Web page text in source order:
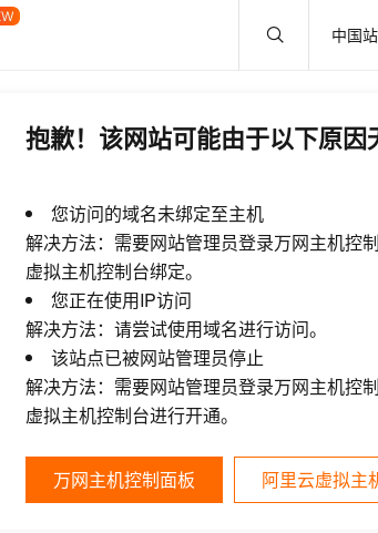
中国站
抱歉！该网站可能由于以下原因
您访问的域名未绑定至主机
解决方法：需要网站管理员登录万网主机控
虚拟主机控制台绑定。
您正在使用IP访问
解决方法：请尝试使用域名进行访问。
该站点已被网站管理员停止
解决方法：需要网站管理员登录万网主机控
虚拟主机控制台进行开通。
万网主机控制面板 阿里云虚拟主